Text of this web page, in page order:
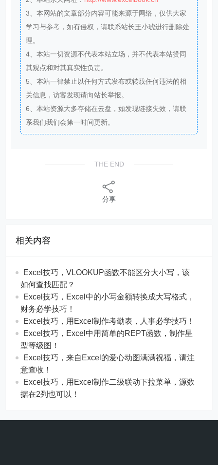
3、本网站的文章部分内容可能来源于网络，仅供大家
学习与参考，如有侵权，请联系站长王小琥进行删除处
理。
4、本站一切资源不代表本站立场，并不代表本站赞同
其观点和对其真实性负责。
5、本站一律禁止以任何方式发布或转载任何违法的相
关信息，访客发现请向站长举报。
6、本站资源大多存储在云盘，如发现链接失效，请联
系我们我们会第一时间更新。
THE END
分享
相关内容
Excel技巧，​​VLOOKUP函数不能区分大小写，该
如何查找匹配？
​​Excel技巧，Excel中的小写金额转换成大写格式，
财务必学技巧！
​​Excel技巧，用Excel制作考勤表，人事必学技巧！
Excel技巧，​​Excel中用简单的REPT函数，制作星
型等级图！
Excel技巧，来自Excel的爱心动图满满祝福，请注
意查收！
Excel技巧，用Excel制作二级联动下拉菜单，源数
据在2列也可以！